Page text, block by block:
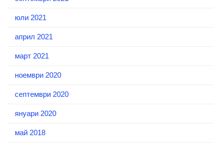
юли 2021
април 2021
март 2021
ноември 2020
септември 2020
януари 2020
май 2018